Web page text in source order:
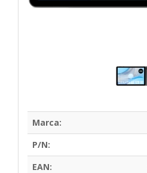
Marca:
P/N:
EAN: